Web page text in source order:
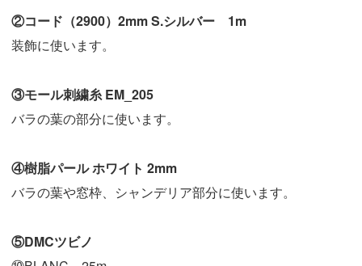
②コード（2900）2mm S.シルバー 1m
装飾に使います。
③モール刺繍糸 EM_205
バラの葉の部分に使います。
④樹脂パール ホワイト 2mm
バラの葉や窓枠、シャンデリア部分に使います。
⑤DMCツビノ